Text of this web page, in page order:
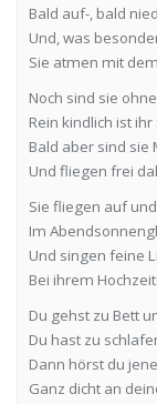
Bald auf-, bald
Und, was
Sie atmen mit
Noch sind sie ohne
Rein kindlich ist ihr
Bald aber sind sie
Und fliegen frei
Sie fliegen auf
Im
Und singen feine
Bei ihrem
Du gehst zu Bett
Du hast zu
Dann hörst du
Ganz dicht an